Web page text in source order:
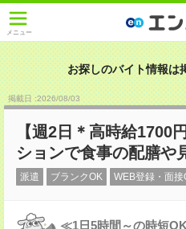
メニュー
お探しのバイト情報は
掲載日 :2026/08/03
【週2日＊高時給1700
ションで食事の配膳や
派遣 ブランクOK WEB登録・面接
≪1日5時間～の時短